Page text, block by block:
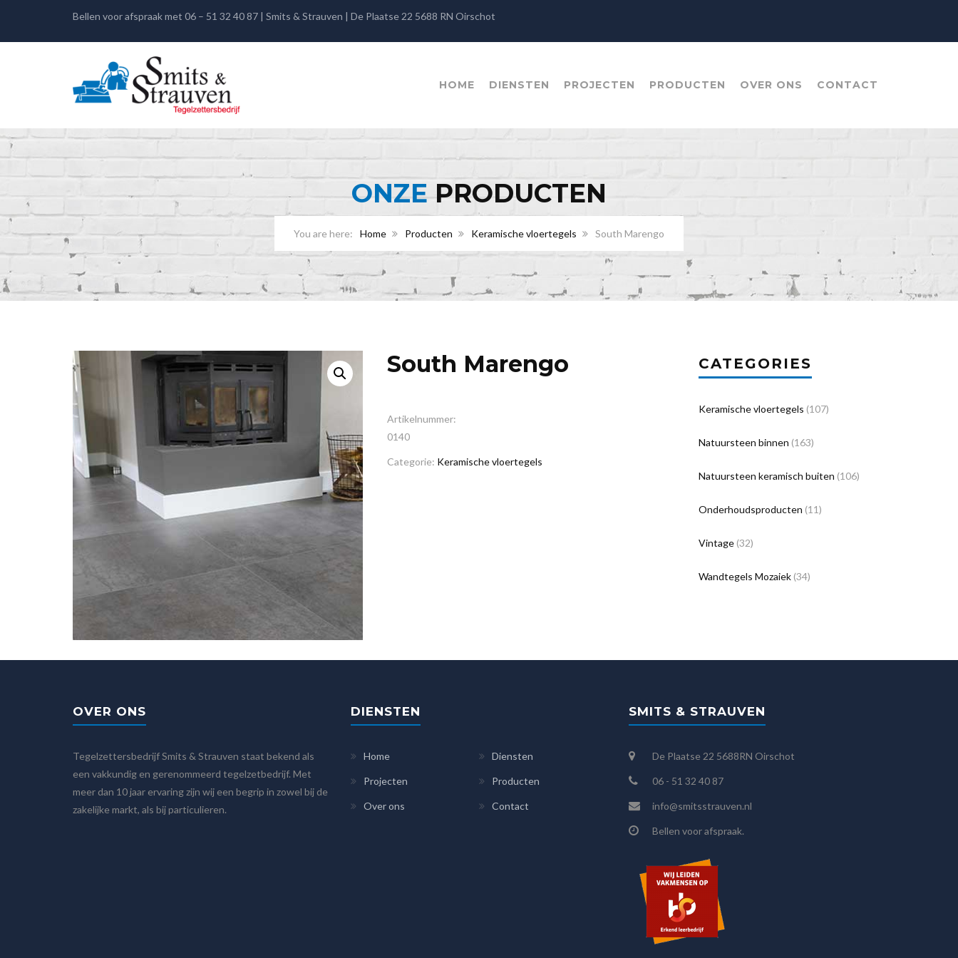
Bellen voor afspraak met 06 – 51 32 40 87 | Smits & Strauven | De Plaatse 22 5688 RN Oirschot
HOME DIENSTEN PROJECTEN PRODUCTEN OVER ONS CONTACT
ONZEPRODUCTEN
Home Producten Keramische vloertegels South Marengo
South Marengo
Artikelnummer:
0140
Categorie: Keramische vloertegels
CATEGORIES
Keramische vloertegels (107)
Natuursteen binnen (163)
Natuursteen keramisch buiten (106)
Onderhoudsproducten (11)
Vintage (32)
Wandtegels Mozaiek (34)
OVER ONS
Tegelzettersbedrijf Smits & Strauven staat bekend als
een vakkundig en gerenommeerd tegelzetbedrijf. Met
meer dan 10 jaar ervaring zijn wij een begrip in zowel bij de
zakelijke markt, als bij particulieren.
DIENSTEN
Home Diensten
Projecten Producten
Over ons Contact
SMITS & STRAUVEN
De Plaatse 22 5688RN Oirschot
06 - 51 32 40 87
info@smitsstrauven.nl
Bellen voor afspraak.